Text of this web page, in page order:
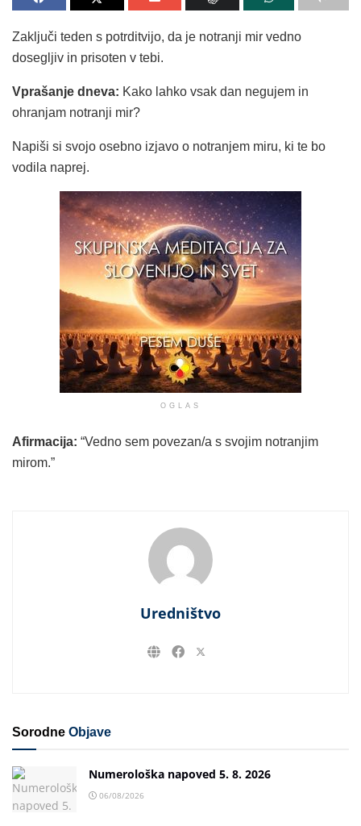
Zaključi teden s potrditvijo, da je notranji mir vedno
dosegljiv in prisoten v tebi.
Vprašanje dneva: Kako lahko vsak dan negujem in
ohranjam notranji mir?
Napiši si svojo osebno izjavo o notranjem miru, ki te bo
vodila naprej.
OGLAS
Afirmacija: “Vedno sem povezan/a s svojim notranjim
mirom.”
Uredništvo
Sorodne Objave
Numerološka napoved 5. 8. 2026
06/08/2026